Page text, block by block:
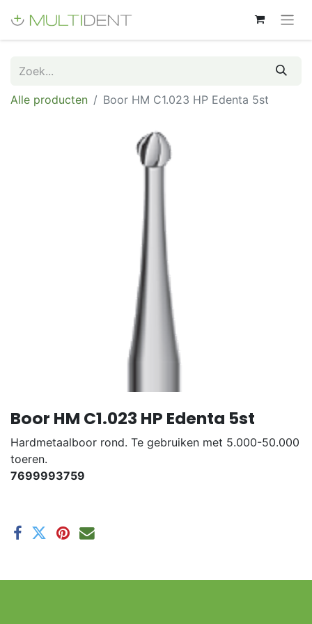
Alle producten Boor HM C1.023 HP Edenta 5st
Boor HM C1.023 HP Edenta 5st
Hardmetaalboor rond. Te gebruiken met 5.000-50.000
toeren.
7699993759